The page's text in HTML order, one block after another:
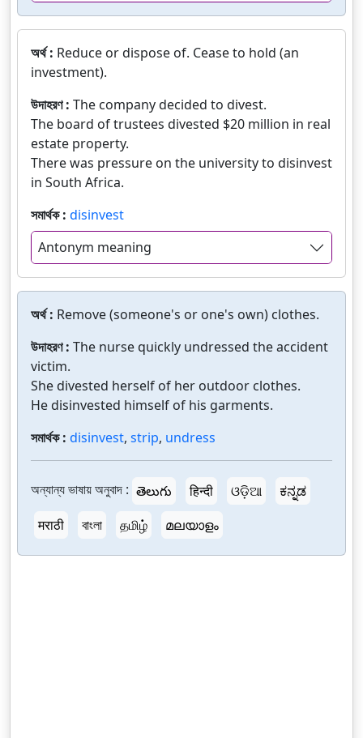
অর্থ : Reduce or dispose of. Cease to hold (an
investment).
উদাহরণ : The company decided to divest.
The board of trustees divested $20 million in real
estate property.
There was pressure on the university to disinvest
in South Africa.
সমার্থক : disinvest
Antonym meaning
অর্থ : Remove (someone's or one's own) clothes.
উদাহরণ : The nurse quickly undressed the accident
victim.
She divested herself of her outdoor clothes.
He disinvested himself of his garments.
সমার্থক : disinvest, strip, undress
অন্যান্য ভাষায় অনুবাদ : తెలుగు हिन्दी ଓଡ଼ିଆ
ಕನ್ನಡ
मराठी
বাংলা தமிழ் മലയാളം